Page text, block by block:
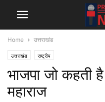
Home उत्तराखंड
उत्तराखंड राष्ट्रीय
भाजपा जो कहती
महाराज